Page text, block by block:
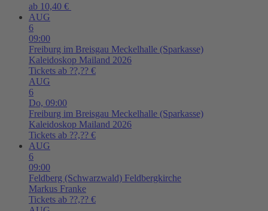
ab 10,40 €
AUG
6
09:00
Freiburg im Breisgau Meckelhalle (Sparkasse)
Kaleidoskop Mailand 2026
Tickets ab ??,?? €
AUG
6
Do, 09:00
Freiburg im Breisgau Meckelhalle (Sparkasse)
Kaleidoskop Mailand 2026
Tickets ab ??,?? €
AUG
6
09:00
Feldberg (Schwarzwald) Feldbergkirche
Markus Franke
Tickets ab ??,?? €